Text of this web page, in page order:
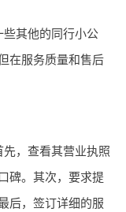
其他的同行小公
在服务质量和售后
，查看其营业执照
碑。其次，要求提
后，签订详细的服